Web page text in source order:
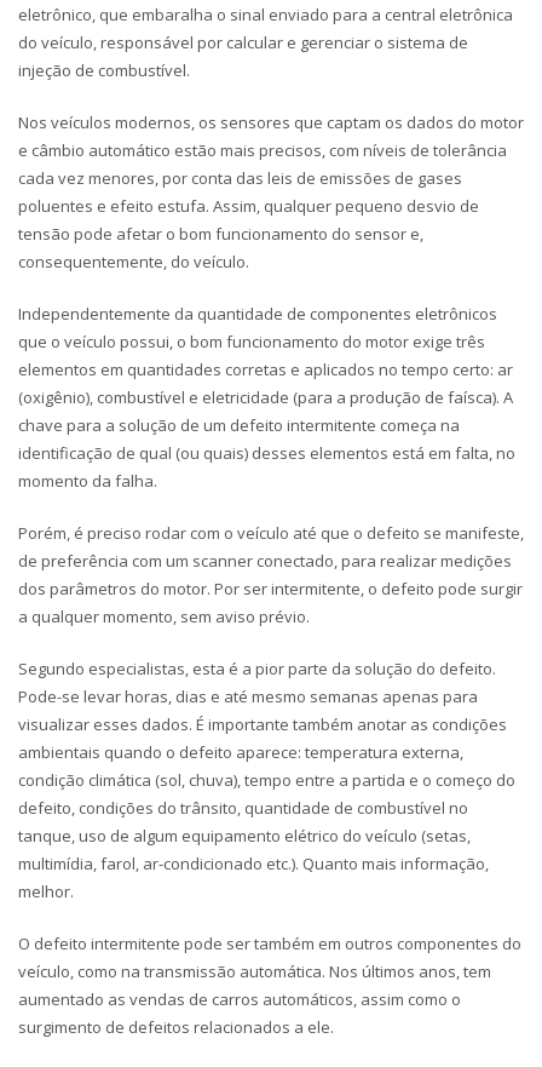
eletrônico, que embaralha o sinal enviado para a central eletrônica
do veículo, responsável por calcular e gerenciar o sistema de
injeção de combustível.
Nos veículos modernos, os sensores que captam os dados do motor
e câmbio automático estão mais precisos, com níveis de tolerância
cada vez menores, por conta das leis de emissões de gases
poluentes e efeito estufa. Assim, qualquer pequeno desvio de
tensão pode afetar o bom funcionamento do sensor e,
consequentemente, do veículo.
Independentemente da quantidade de componentes eletrônicos
que o veículo possui, o bom funcionamento do motor exige três
elementos em quantidades corretas e aplicados no tempo certo: ar
(oxigênio), combustível e eletricidade (para a produção de faísca). A
chave para a solução de um defeito intermitente começa na
identificação de qual (ou quais) desses elementos está em falta, no
momento da falha.
Porém, é preciso rodar com o veículo até que o defeito se manifeste,
de preferência com um scanner conectado, para realizar medições
dos parâmetros do motor. Por ser intermitente, o defeito pode surgir
a qualquer momento, sem aviso prévio.
Segundo especialistas, esta é a pior parte da solução do defeito.
Pode-se levar horas, dias e até mesmo semanas apenas para
visualizar esses dados. É importante também anotar as condições
ambientais quando o defeito aparece: temperatura externa,
condição climática (sol, chuva), tempo entre a partida e o começo do
defeito, condições do trânsito, quantidade de combustível no
tanque, uso de algum equipamento elétrico do veículo (setas,
multimídia, farol, ar-condicionado etc.). Quanto mais informação,
melhor.
O defeito intermitente pode ser também em outros componentes do
veículo, como na transmissão automática. Nos últimos anos, tem
aumentado as vendas de carros automáticos, assim como o
surgimento de defeitos relacionados a ele.